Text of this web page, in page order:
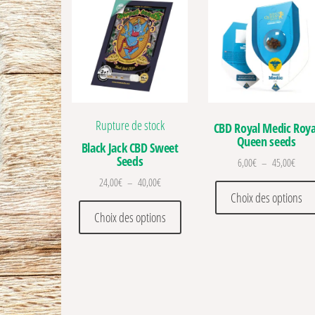
Rupture de stock
Black Jack CBD Sweet
Seeds
24,00€ – 40,00€Plage de prix : 24,00€ à 40,00€
Choix des options
Ce produit a plusieurs
CBD Royal Medic
Queen seeds
6,00€ – 45,00€
Choix des options